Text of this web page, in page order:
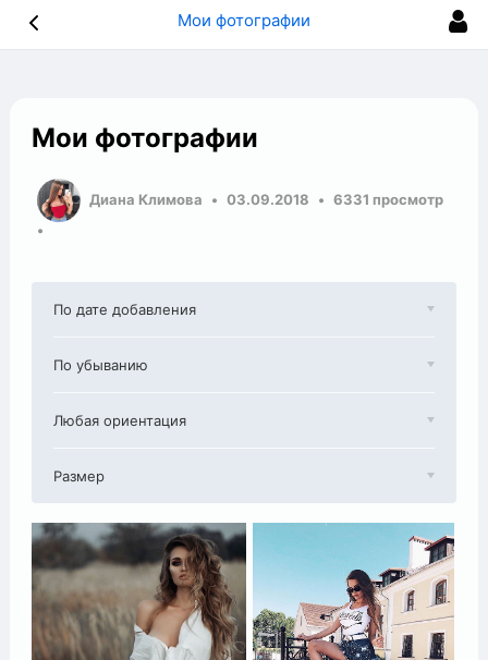
Мои фотографии
Мои фотографии
Диана Климова 03.09.2018 6331 просмотр
По дате добавления
По убыванию
Любая ориентация
Размер